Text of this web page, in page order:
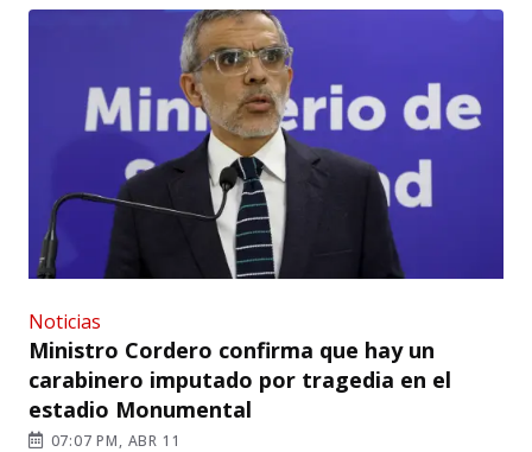
Noticias
Ministro Cordero confirma que hay un
carabinero imputado por tragedia en el
estadio Monumental
07:07 PM, ABR 11